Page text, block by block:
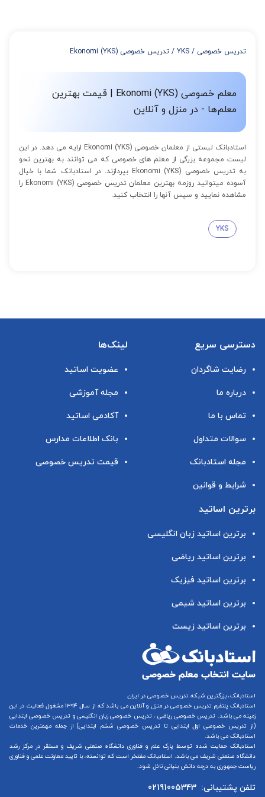
از 12 تا 15 جلسه: 7% تخفیف
تدریس خصوصی /
YKS
/ تدریس خصوصی Ekonomi (YKS)
معلم خصوصی Ekonomi (YKS) | قیمت بهترین
معلم‌ها - در منزل و آنلاین
استادبانک لیستی از معلمان خصوصی Ekonomi (YKS) ارایه می دهد. در این
لیست مجموعه بزرگی از معلم های خصوصی که می توانند به بهترین نحو
به تدریس خصوصی Ekonomi (YKS) بپردازند. در استادبانک شما با خیال
آسوده میتوانید روزمه بهترین معلمان تدریس خصوصی Ekonomi (YKS) را
مشاهده نمایید و سپس آنها را انتخاب کنید.
YKS
دسترسی سریع
رضایت شاگردان
درباره ما
تماس با ما
سوالات متداول
مجله استادبانک
شرایط و قوانین
لینک‌ها
عضویت اساتید
مجله آموزشی
آکادمی اساتید
بانک اطلاعات مدارس
قیمت تدریس خصوصی
برترین اساتید
برترین اساتید زبان انگلیسی
برترین اساتید ریاضی
برترین اساتید فیزیک
برترین اساتید شیمی
برترین اساتید زیست
استادبانک، بزرگترین شبکه تدریس خصوصی در ایران
استادبانک پلتفرم تدریس خصوصی در منزل و آنلاین
می باشد که از سال ۱۳۹۴ مشغول فعالیت در این
زمینه می باشد. تدریس خصوصی ریاضی ، تدریس خصوصی زبان انگلیسیو تدریس خصوصی ابتدایی
(از تدریس خصوصی اول ابتدایی تا تدریس خصوصی ششم ابتدایی) از جمله مهمترین خدمات
استادبانک می باشد.
استادبانک حمایت شده توسط پارک علم و فناوری دانشگاه صنعتی شریف و مستقر در مرکز رشد
دانشگاه صنعتی شریف می باشد. استادبانک مفتخر است که توانسته، با تایید معاونت علمی و فناوری
ریاست جمهوری به درجه دانش بنیانی نائل شود.
تلفن پشتیبانی: 02191005343